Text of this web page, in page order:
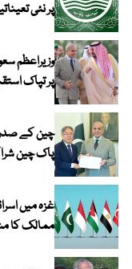
پر نئی
وزیراعظم
پر تپاک
چین کے
پاک چین
ممالک کا